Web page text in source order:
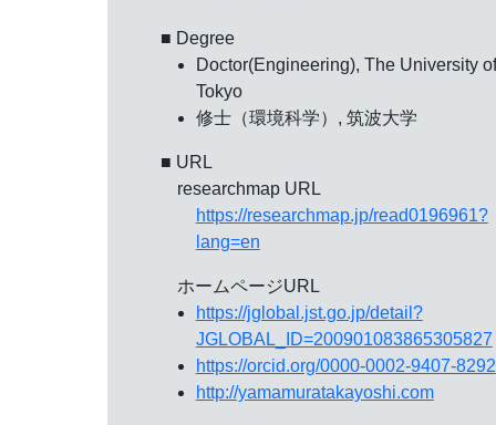
■ Degree
Doctor(Engineering), The University of
Tokyo
修士（環境科学）, 筑波大学
■ URL
researchmap URL
https://researchmap.jp/read0196961?
lang=en
ホームページURL
https://jglobal.jst.go.jp/detail?
JGLOBAL_ID=200901083865305827
https://orcid.org/0000-0002-9407-8292
http://yamamuratakayoshi.com